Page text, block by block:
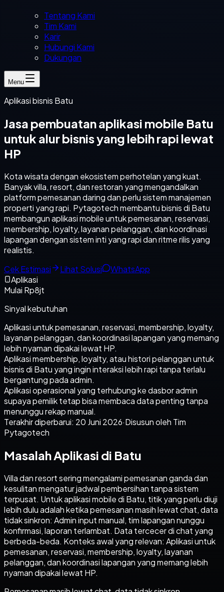
Tentang Kami
Tim Kami
Karir
Hubungi Kami
Dukungan
Menu
Aplikasi bisnis Batu
Jasa pembuatan aplikasi mobile Batu
untuk alur bisnis yang lebih rapi lewat
HP
Kota wisata dengan ekosistem perhotelan yang kuat.
Banyak villa, resort, dan restoran yang mengandalkan
platform pemesanan daring dan perlu sistem manajemen
properti yang rapi. Pytagotech membantu bisnis di Batu
membangun aplikasi mobile untuk pemesanan, reservasi,
membership, loyalty, layanan pelanggan, dan koordinasi
lapangan dengan sistem inti yang rapi dan ritme rilis yang
realistis.
Cek Estimasi
Lihat Solusi
WhatsApp
Aplikasi
Mulai Rp8jt
Sinyal kebutuhan
Aplikasi untuk pemesanan, reservasi, membership, loyalty,
layanan pelanggan, dan koordinasi lapangan yang memang
lebih nyaman dipakai lewat HP.
Aplikasi membership, loyalty, atau histori pelanggan untuk
bisnis di Batu yang ingin interaksi lebih rapi tanpa terlalu
bergantung pada admin.
Aplikasi operasional yang terhubung ke dasbor admin
supaya pemilik tetap bisa membaca data penting tanpa
menunggu rekap manual.
Terakhir diperbarui: 20 Juni 2026·Disusun oleh Tim
Pytagotech
Masalah Aplikasi di Batu
Villa dan resort sering mengalami pemesanan ganda dan
kesulitan mengatur jadwal pembersihan tanpa sistem
terpusat. Untuk aplikasi mobile di Batu, titik yang perlu diuji
lebih dulu adalah ketika pemesanan masih lewat chat, data
tidak sinkron: Admin input manual, tim lapangan nunggu
konfirmasi, laporan terlambat. Data tercecer di chat yang
berbeda-beda. Konteks awal yang relevan: Aplikasi untuk
pemesanan, reservasi, membership, loyalty, layanan
pelanggan, dan koordinasi lapangan yang memang lebih
nyaman dipakai lewat HP.